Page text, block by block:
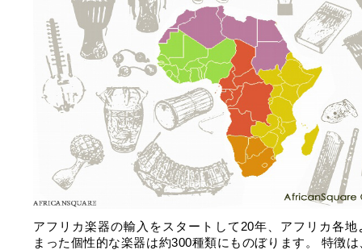
アフリカ楽器の輸入をスタートして20年、アフリカ各地
まった個性的な楽器は約300種類にものぼります。 特徴